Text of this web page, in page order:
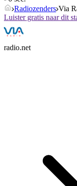
Radiozenders Via
Luister gratis naar dit
radio.net